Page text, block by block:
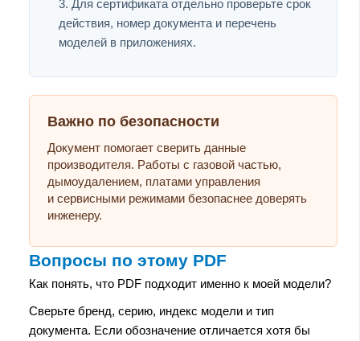
Для сертификата отдельно проверьте срок
действия, номер документа и перечень
моделей в приложениях.
Важно по безопасности
Документ помогает сверить данные
производителя. Работы с газовой частью,
дымоудалением, платами управления
и сервисными режимами безопаснее доверять
инженеру.
Вопросы по этому PDF
Как понять, что PDF подходит именно к моей модели?
Сверьте бренд, серию, индекс модели и тип
документа. Если обозначение отличается хотя бы